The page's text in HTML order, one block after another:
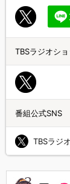
TBSラジオシ
番組公式SNS
TBSラジオ